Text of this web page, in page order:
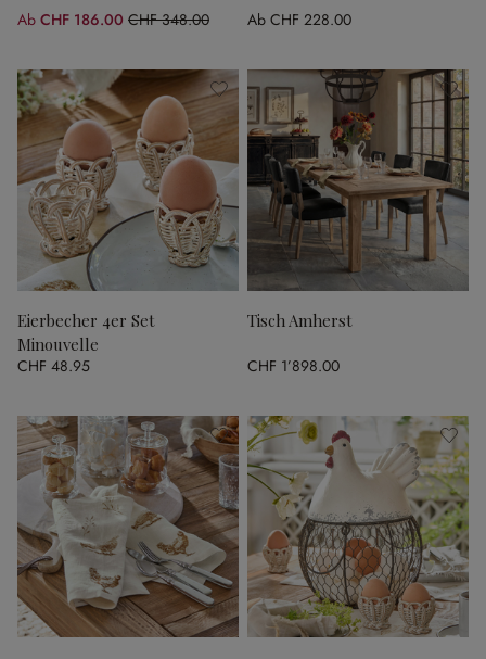
Ab CHF 186.00 CHF 348.00
(46.55% gespart) Ab CHF 228.00
Eierbecher 4er Set
Minouvelle
CHF 48.95
Tisch Amherst
CHF 1’898.00